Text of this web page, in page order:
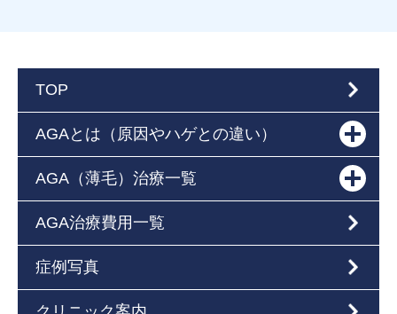
TOP
AGAとは（原因やハゲとの違い）
AGA（薄毛）治療一覧
AGA治療費用一覧
症例写真